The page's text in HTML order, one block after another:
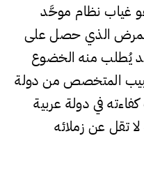
غياب نظام موحَّد
الذي حصل على
قد يُطلب منه الخضوع
المتخصص من دولة
في دولة عربية
تقل عن زملائه